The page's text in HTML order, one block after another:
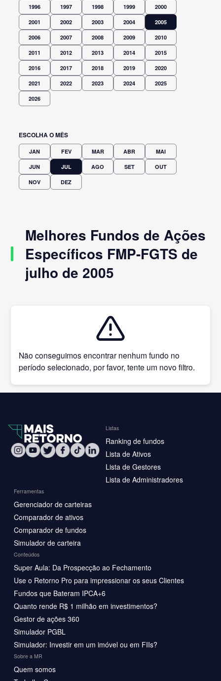
1996 1997 1998 1999 2000
2001 2002 2003 2004 2005
2006 2007 2008 2009 2010
2011 2012 2013 2014 2015
2016 2017 2018 2019 2020
2021 2022 2023 2024 2025
2026
ESCOLHA O MÊS
JAN FEV MAR ABR MAI
JUN JUL AGO SET OUT
NOV DEZ
Melhores Fundos de Ações
Específicos FMP-FGTS de
julho de 2005
Não conseguimos encontrar nenhum fundo no
período selecionado, por favor, tente um novo filtro.
Listas
Ranking de fundos
Lista de Ativos
Lista de Gestores
Lista de Administradores
Ferramentas
Gerenciador de carteiras
Comparador de ativos
Comparador de fundos
Simulador de carteira
Conteúdos
Super Aula: Da Prospecção ao Fechamento
Use o Retorno Pro para impressionar os seus Clientes
Fundos que Bateram IPCA+6
Quanto rende R$ 1 milhão em investimentos?
Gestor de ações 360
Simulador PGBL
Simulador: Investir em um imóvel ou em FIIs?
Sobre a MR
Quem somos